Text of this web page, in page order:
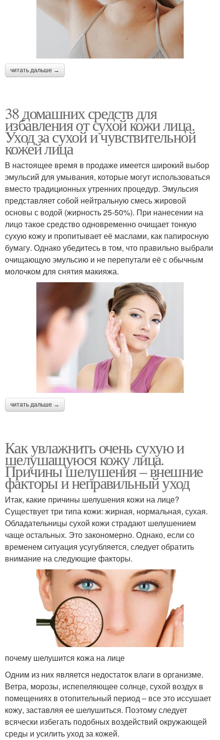
читать дальше →
38 домашних средств для
избавления от сухой кожи лица.
Уход за сухой и чувствительной
кожей лица
В настоящее время в продаже имеется широкий выбор
эмульсий для умывания, которые могут использоваться
вместо традиционных утренних процедур. Эмульсия
представляет собой нейтральную смесь жировой
основы с водой (жирность 25-50%). При нанесении на
лицо такое средство одновременно очищает тонкую
сухую кожу и пропитывает её маслами, как папиросную
бумагу. Однако убедитесь в том, что правильно выбрали
очищающую эмульсию и не перепутали её с обычным
молочком для снятия макияжа.
читать дальше →
Как увлажнить очень сухую и
шелушащуюся кожу лица.
Причины шелушения – внешние
факторы и неправильный уход
Итак, какие причины шелушения кожи на лице?
Существует три типа кожи: жирная, нормальная, сухая.
Обладательницы сухой кожи страдают шелушением
чаще остальных. Это закономерно. Однако, если со
временем ситуация усугубляется, следует обратить
внимание на следующие факторы.
почему шелушится кожа на лице
Одним из них является недостаток влаги в организме.
Ветра, морозы, испепеляющее солнце, сухой воздух в
помещениях в отопительный период – все это иссушает
кожу, заставляя ее шелушиться. Поэтому следует
всячески избегать подобных воздействий окружающей
среды и усилить уход за кожей.